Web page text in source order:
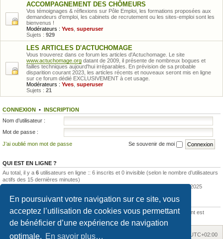
En poursuivant votre navigation sur ce site, vous
acceptez l’utilisation de cookies vous permettant
de bénéficier d’une expérience de navigation
optimale. En savoir plus…
ACCOMPAGNEMENT DES CHÔMEURS
Vos témoignages & réflexions sur Pôle Emploi, les formations proposées aux
demandeurs d'emploi, les cabinets de recrutement ou les sites-emploi sont les
bienvenus !
Modérateurs : Yves superuser
Sujets : 929
LES ARTICLES D'ACTUCHOMAGE
Vous trouverez dans ce forum les articles d'Actuchomage. Le site
www.actuchomage.org datant de 2009, il présente de nombreux bogues et
failles techniques aujourd'hui irréparables. En prévision de sa probable
disparition courant 2023, les articles récents et nouveaux seront mis en ligne
sur ce forum dédié EXCLUSIVEMENT à cet usage.
Modérateurs : Yves superuser
Sujets : 21
CONNEXION • INSCRIPTION
Nom d’utilisateur :
Mot de passe :
J’ai oublié mon mot de passe
Se souvenir de moi
QUI EST EN LIGNE ?
Au total, il y a 6 utilisateurs en ligne :: 6 inscrits et 0 invisible (selon le nombre d’utilisateurs
actifs des 15 dernières minutes)
le 13 mai 2025
STATISTIQUES
205042messages • 15420sujets •792membres • Notre membre le plus récent est
Soleil1980
Accueil Accueil du forum UTC+02:00